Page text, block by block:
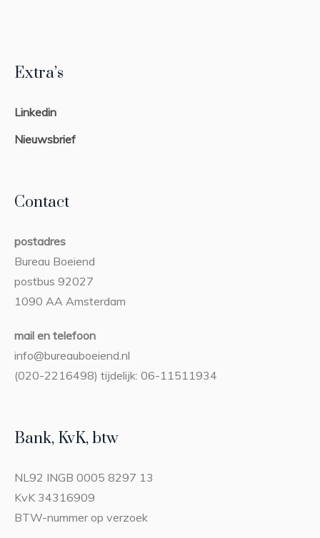
Extra’s
Linkedin
Nieuwsbrief
Contact
postadres
Bureau Boeiend
postbus 92027
1090 AA Amsterdam
mail en telefoon
info@bureauboeiend.nl
(020-2216498) tijdelijk: 06-11511934
Bank, KvK, btw
NL92 INGB 0005 8297 13
KvK 34316909
BTW-nummer op verzoek